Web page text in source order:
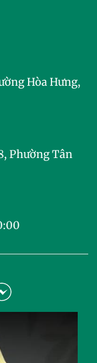
Hòa Hưng,
Phường Tân